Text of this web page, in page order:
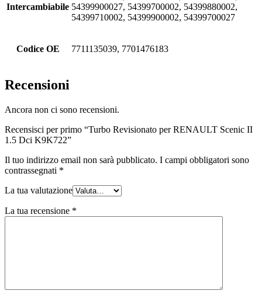
Intercambiabile 54399900027, 54399700002, 54399880002,
54399710002, 54399900002, 54399700027
Codice OE 7711135039, 7701476183
Recensioni
Ancora non ci sono recensioni.
Recensisci per primo “Turbo Revisionato per RENAULT Scenic II
1.5 Dci K9K722”
Il tuo indirizzo email non sarà pubblicato. I campi obbligatori sono
contrassegnati *
La tua valutazione
La tua recensione *